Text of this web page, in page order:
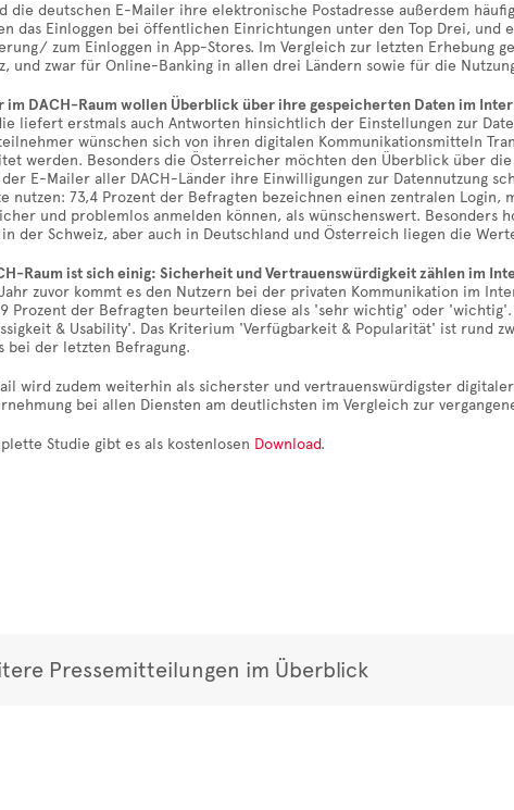
die deutschen E-Mailer ihre elektronische Postadresse außerdem
das Einloggen bei öffentlichen Einrichtungen unter den Top Drei, und
zum Einloggen in App-Stores. Im Vergleich zur letzten Erhebung
und zwar für Online-Banking in allen drei Ländern sowie für die
im DACH-Raum wollen Überblick über ihre gespeicherten Daten im
liefert erstmals auch Antworten hinsichtlich der Einstellungen zur
wünschen sich von ihren digitalen Kommunikationsmitteln
werden. Besonders die Österreicher möchten den Überblick über
der E-Mailer aller DACH-Länder ihre Einwilligungen zur Datennutzung
nutzen: 73,4 Prozent der Befragten bezeichnen einen zentralen
und problemlos anmelden können, als wünschenswert. Besonders
der Schweiz, aber auch in Deutschland und Österreich liegen die
Raum ist sich einig: Sicherheit und Vertrauenswürdigkeit zählen im
zuvor kommt es den Nutzern bei der privaten Kommunikation im
Prozent der Befragten beurteilen diese als 'sehr wichtig' oder
& Usability'. Das Kriterium 'Verfügbarkeit & Popularität' ist rund
bei der letzten Befragung.
wird zudem weiterhin als sicherster und vertrauenswürdigster
bei allen Diensten am deutlichsten im Vergleich zur
Studie gibt es als kostenlosen Download.
Pressemitteilungen im Überblick